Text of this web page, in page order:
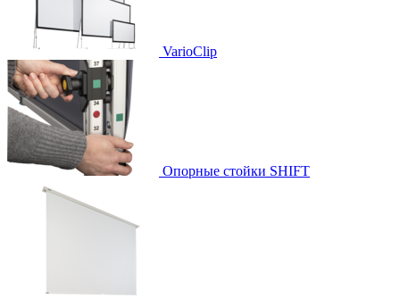
VarioClip
Опорные стойки SHIFT